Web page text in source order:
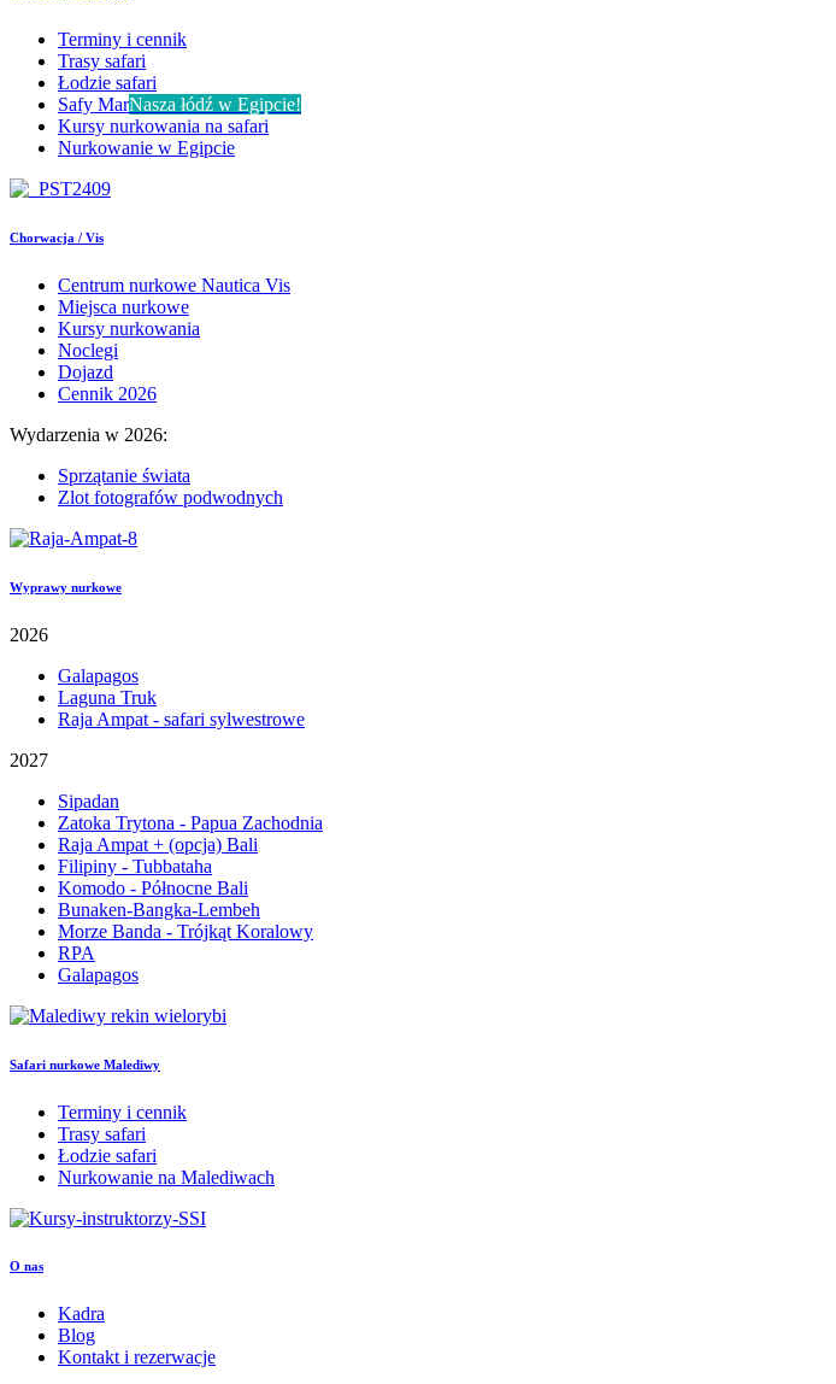
Terminy i cennik
Trasy safari
Łodzie safari
Safy MarNasza łódź w Egipcie!
Kursy nurkowania na safari
Nurkowanie w Egipcie
Chorwacja / Vis
Centrum nurkowe Nautica Vis
Miejsca nurkowe
Kursy nurkowania
Noclegi
Dojazd
Cennik 2026
Wydarzenia w 2026:
Sprzątanie świata
Zlot fotografów podwodnych
Wyprawy nurkowe
2026
Galapagos
Laguna Truk
Raja Ampat - safari sylwestrowe
2027
Sipadan
Zatoka Trytona - Papua Zachodnia
Raja Ampat + (opcja) Bali
Filipiny - Tubbataha
Komodo - Północne Bali
Bunaken-Bangka-Lembeh
Morze Banda - Trójkąt Koralowy
RPA
Galapagos
Safari nurkowe Malediwy
Terminy i cennik
Trasy safari
Łodzie safari
Nurkowanie na Malediwach
O nas
Kadra
Blog
Kontakt i rezerwacje